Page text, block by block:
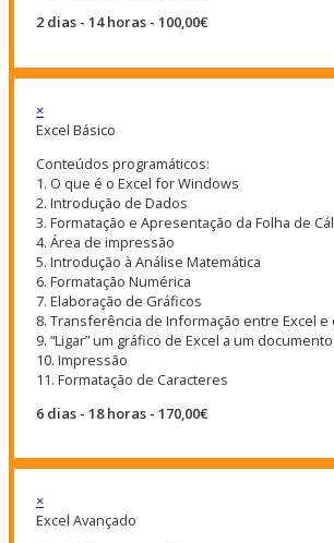
2 dias - 14 horas - 100,00€
×
Excel Básico
Conteúdos programáticos:
1. O que é o Excel for Windows
2. Introdução de Dados
3. Formatação e Apresentação da Folha de
4. Área de impressão
5. Introdução à Análise Matemática
6. Formatação Numérica
7. Elaboração de Gráficos
8. Transferência de Informação entre Excel e
9. “Ligar” um gráfico de Excel a um
10. Impressão
11. Formatação de Caracteres
6 dias - 18 horas - 170,00€
×
Excel Avançado